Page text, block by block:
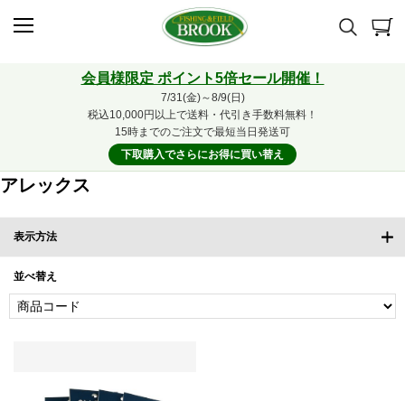
会員様限定 ポイント5倍セール開催！
7/31(金)～8/9(日)
税込10,000円以上で送料・代引き手数料無料！
15時までのご注文で最短当日発送可
下取購入でさらにお得に買い替え
アレックス
表示方法
並べ替え